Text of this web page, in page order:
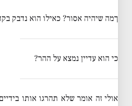
ךמה שיהיה אסור? כאילו הוא נדבק
כי הוא עדיין נמצא על ההר?
אולי זה אומר שלא תהרגו אותו